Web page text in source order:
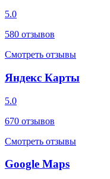
5.0
580 отзывов
Смотреть отзывы
Яндекс Карты
5.0
670 отзывов
Смотреть отзывы
Google Maps